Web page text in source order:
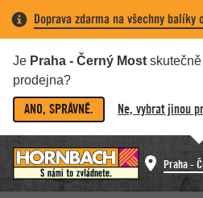
Doprava zdarma na všechny balíky
Je Praha - Černý Most
prodejna?
ANO, SPRÁVNĚ. Ne, vybrat jinou
Praha -